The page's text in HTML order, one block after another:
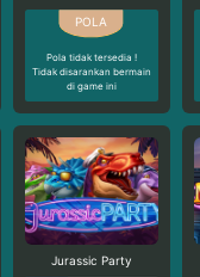
Pola tidak tersedia !
Tidak disarankan bermain
di game ini
Jurassic Party